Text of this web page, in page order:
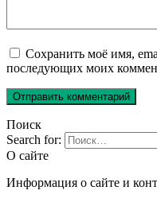
Сохранить моё имя,
последующих моих
Поиск
Search for:
О сайте
Информация о сайте и